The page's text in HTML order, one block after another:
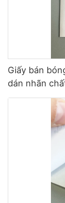
Giấy bán
dán nhãn